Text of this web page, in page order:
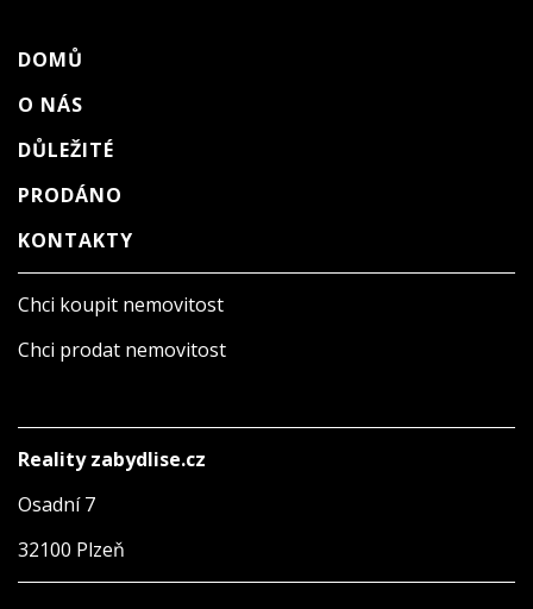
DOMŮ
O NÁS
DŮLEŽITÉ
PRODÁNO
KONTAKTY
Chci koupit nemovitost
Chci prodat nemovitost
Reality zabydlise.cz
Osadní 7
32100 Plzeň